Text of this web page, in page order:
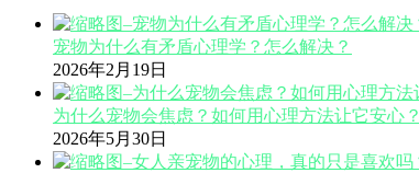
宠物为什么有矛盾心理学？怎么解决？
2026年2月19日
为什么宠物会焦虑？如何用心理方法让它安心？
2026年5月30日